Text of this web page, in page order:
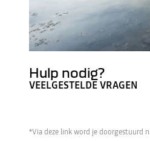
Hulp nodig?
VEELGESTELDE VRAGEN
*Via deze link word je doorgestuurd